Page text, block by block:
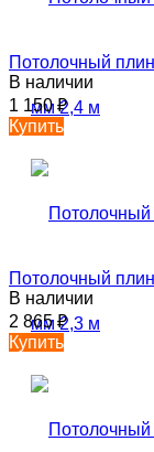
Потолочный
В наличии
1 150₽
Купить
Потолочный
В наличии
2 865₽
Купить